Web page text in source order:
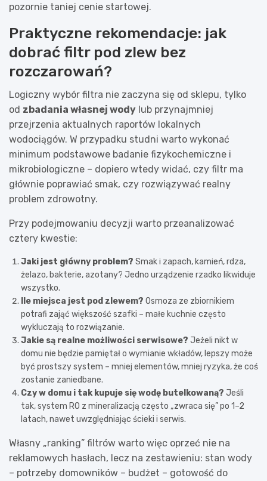
pozornie taniej cenie startowej.
Praktyczne rekomendacje: jak
dobrać filtr pod zlew bez
rozczarowań?
Logiczny wybór filtra nie zaczyna się od sklepu, tylko
od zbadania własnej wody lub przynajmniej
przejrzenia aktualnych raportów lokalnych
wodociągów. W przypadku studni warto wykonać
minimum podstawowe badanie fizykochemiczne i
mikrobiologiczne – dopiero wtedy widać, czy filtr ma
głównie poprawiać smak, czy rozwiązywać realny
problem zdrowotny.
Przy podejmowaniu decyzji warto przeanalizować
cztery kwestie:
Jaki jest główny problem? Smak i zapach, kamień, rdza,
żelazo, bakterie, azotany? Jedno urządzenie rzadko likwiduje
wszystko.
Ile miejsca jest pod zlewem? Osmoza ze zbiornikiem
potrafi zająć większość szafki – małe kuchnie często
wykluczają to rozwiązanie.
Jakie są realne możliwości serwisowe? Jeżeli nikt w
domu nie będzie pamiętał o wymianie wkładów, lepszy może
być prostszy system – mniej elementów, mniej ryzyka, że coś
zostanie zaniedbane.
Czy w domu i tak kupuje się wodę butelkowaną? Jeśli
tak, system RO z mineralizacją często „zwraca się” po 1–2
latach, nawet uwzględniając ścieki i serwis.
Własny „ranking” filtrów warto więc oprzeć nie na
reklamowych hasłach, lecz na zestawieniu: stan wody
– potrzeby domowników – budżet – gotowość do